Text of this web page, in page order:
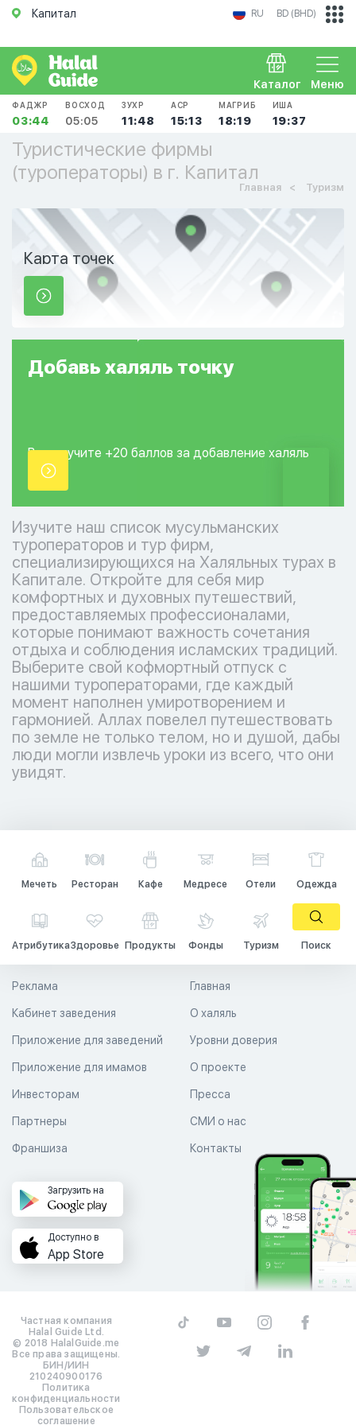
Капитал RU BD (BHD)
Меню
Каталог
ФАДЖР
03:44
ВОСХОД
05:05
ЗУХР
11:48
АСР
15:13
МАГРИБ
18:19
ИША
19:37
Туристические фирмы
(туроператоры) в г. Капитал
Главная Туризм
Карта точек
Добавь халяль точку
Вы получите +20 баллов за добавление халяль
точки.
Изучите наш список мусульманских
туроператоров и тур фирм,
специализирующихся на Халяльных турах в
Капитале. Откройте для себя мир
комфортных и духовных путешествий,
предоставляемых профессионалами,
которые понимают важность сочетания
отдыха и соблюдения исламских традиций.
Выберите свой кофмортный отпуск с
нашими туроператорами, где каждый
момент наполнен умиротворением и
гармонией. Аллах повелел путешествовать
по земле не только телом, но и душой, дабы
люди могли извлечь уроки из всего, что они
увидят.
Мечеть Ресторан Кафе Медресе Отели Одежда
АтрибутикаЗдоровье Продукты Фонды Туризм Поиск
Главная
О халяль
Уровни доверия
Реклама
Кабинет заведения
Приложение для заведений
Приложение для имамов О проекте
Пресса
СМИ о нас
Контакты
Инвесторам
Партнеры
Франшиза
Загрузить на
Доступно в
App Store
Частная компания
Halal Guide Ltd.
© 2018 HalalGuide.me
Все права защищены.
БИН/ИИН
210240900176
Политика
конфиденциальности
Пользовательское
соглашение